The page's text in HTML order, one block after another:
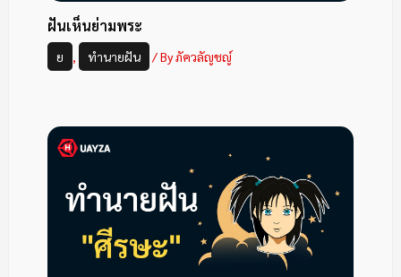
ฝันเห็นย่ามพระ
ย , ทำนายฝัน / Byภัควลัญชญ์